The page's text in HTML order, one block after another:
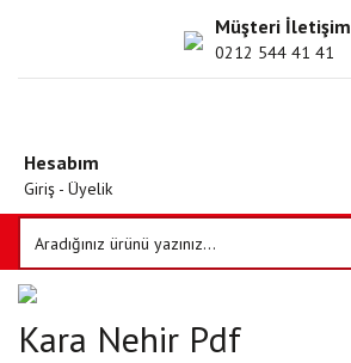
Müşteri İletişim
0212 544 41 41
Hesabım
Giriş - Üyelik
Kara Nehir Pdf